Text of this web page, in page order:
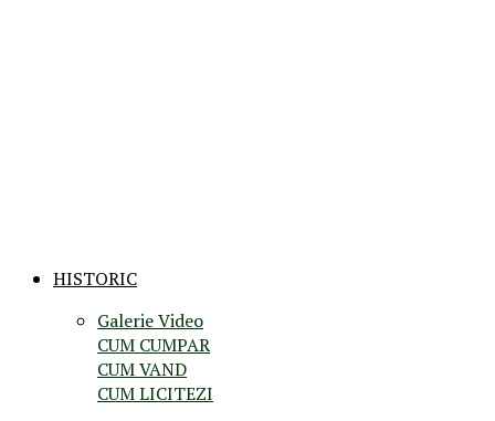
HISTORIC
Galerie Video
CUM CUMPAR
CUM VAND
CUM LICITEZI